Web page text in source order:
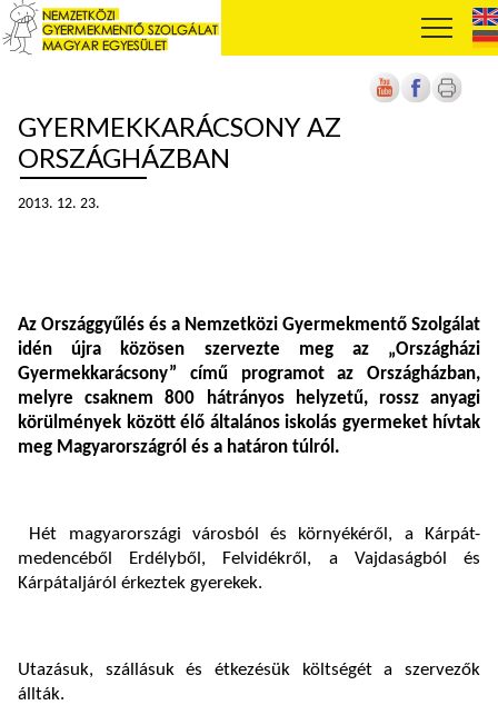
GYERMEKKARÁCSONY AZ
ORSZÁGHÁZBAN
2013. 12. 23.
Az Országgyűlés és a Nemzetközi Gyermekmentő Szolgálat
idén újra közösen szervezte meg az „Országházi
Gyermekkarácsony” című programot az Országházban,
melyre csaknem 800 hátrányos helyzetű, rossz anyagi
körülmények között élő általános iskolás gyermeket hívtak
meg Magyarországról és a határon túlról.
Hét magyarországi városból és környékéről, a Kárpát-
medencéből Erdélyből, Felvidékről, a Vajdaságból és
Kárpátaljáról érkeztek gyerekek.
Utazásuk, szállásuk és étkezésük költségét a szervezők
állták.